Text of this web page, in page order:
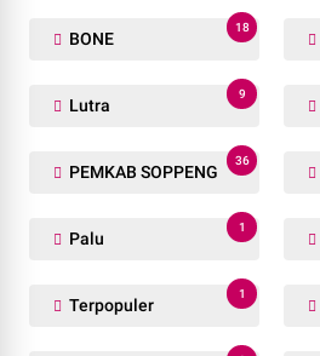
BONE
18
Lutra
9
PEMKAB SOPPENG
36
Palu
1
Terpopuler
1